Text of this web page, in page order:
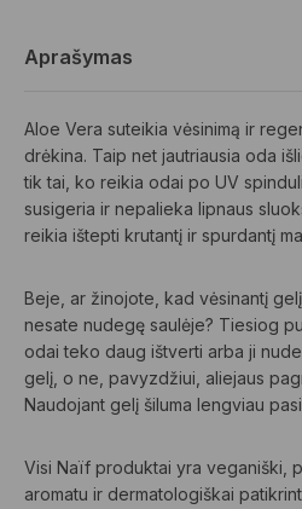
Aprašymas
Aloe Vera suteikia vėsinimą ir
drėkina. Taip net jautriausia oda
tik tai, ko reikia odai po UV
susigeria ir nepalieka lipnaus
reikia ištepti krutantį ir spurdantį
Beje, ar žinojote, kad vėsinantį
nesate nudegę saulėje? Tiesiog
odai teko daug ištverti arba ji
gelį, o ne, pavyzdžiui, aliejaus
Naudojant gelį šiluma lengviau
Visi Naïf produktai yra veganiški,
aromatu ir dermatologiškai